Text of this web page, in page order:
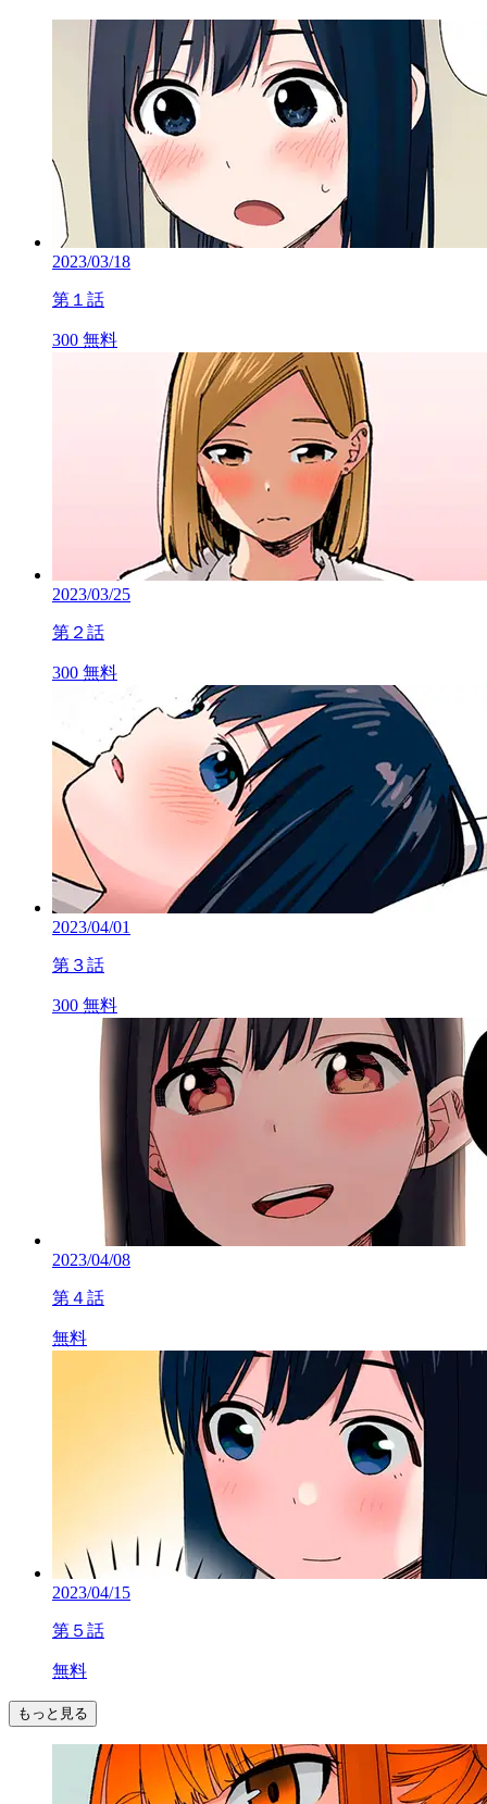
2023/03/18
第１話
300 無料
2023/03/25
第２話
300 無料
2023/04/01
第３話
300 無料
2023/04/08
第４話
無料
2023/04/15
第５話
無料
もっと見る